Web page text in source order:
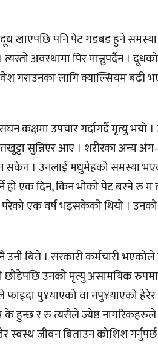
खाएपछि पनि पेट गडबड हुने
अवस्थामा पिर मान्नुपर्दैन । दूधको
गराउनका लागि क्याल्सियम बढी
कक्षमा उपचार गर्दागर्दै मृत्यु भयो
सुन्निएर आए । शरीरका अन्य
सकेन । उनलाई मधुमेहको समस्या
हो एक दिन, किन भोको पेट बस्ने रु
परेको एक वर्ष भइसकेको थियो ।
उनी बिते । सरकारी कर्मचारी
छोडेपछि उनको मृत्यु असामयिक
पु¥याएको वा नपु¥याएको
हुन्छ र रु त्यसैले ज्येष्ठ नागरिकहरुले
जीवन बिताउन कोशिश गर्नुपर्छ